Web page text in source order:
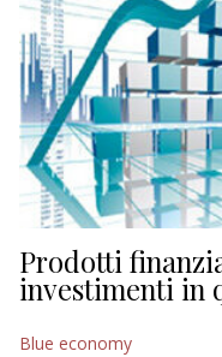
INDUSTRIA
RICERCA
ECONOMIA
TURISMO
CULTURA
Prodotti
investimenti in
Blue economy